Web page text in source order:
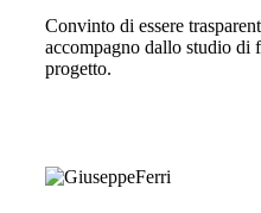
Convinto di essere
accompagno dallo studio di
progetto.